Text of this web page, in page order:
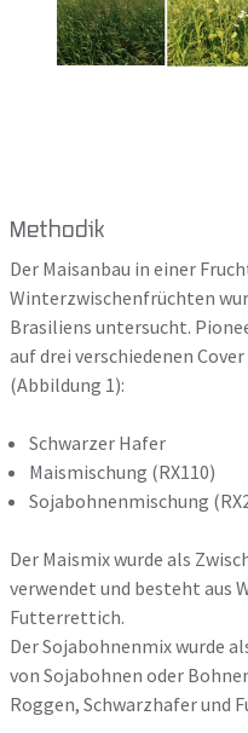
Methodik
Der Maisanbau in einer
Winterzwischenfrüchten
Brasiliens untersucht.
auf drei verschiedenen
(Abbildung 1):
Schwarzer Hafer
Maismischung (RX110)
Sojabohnenmischung
Der Maismix wurde als
verwendet und besteht aus
Futterrettich.
Der Sojabohnenmix wurde
von Sojabohnen oder
Roggen, Schwarzhafer und